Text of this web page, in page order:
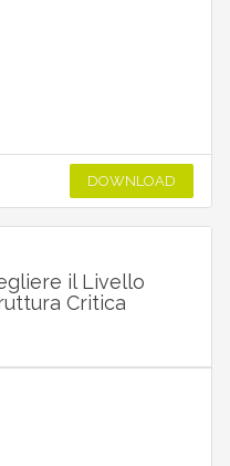
DOWNLOAD
il Livello
Critica